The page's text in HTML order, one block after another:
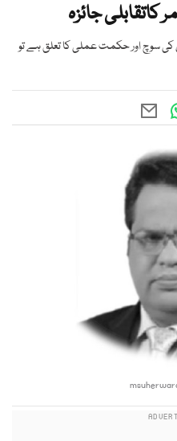
جائزہ
کی سوچ اور حکمت عملی کا تعلق ہے تو